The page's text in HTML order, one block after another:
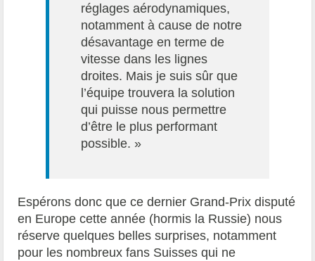
réglages aérodynamiques,
notamment à cause de notre
désavantage en terme de
vitesse dans les lignes
droites. Mais je suis sûr que
l’équipe trouvera la solution
qui puisse nous permettre
d’être le plus performant
possible. »
Espérons donc que ce dernier Grand-Prix disputé
en Europe cette année (hormis la Russie) nous
réserve quelques belles surprises, notamment
pour les nombreux fans Suisses qui ne